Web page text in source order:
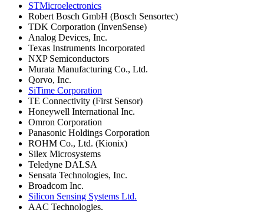
STMicroelectronics
Robert Bosch GmbH (Bosch Sensortec)
TDK Corporation (InvenSense)
Analog Devices, Inc.
Texas Instruments Incorporated
NXP Semiconductors
Murata Manufacturing Co., Ltd.
Qorvo, Inc.
SiTime Corporation
TE Connectivity (First Sensor)
Honeywell International Inc.
Omron Corporation
Panasonic Holdings Corporation
ROHM Co., Ltd. (Kionix)
Silex Microsystems
Teledyne DALSA
Sensata Technologies, Inc.
Broadcom Inc.
Silicon Sensing Systems Ltd.
AAC Technologies.